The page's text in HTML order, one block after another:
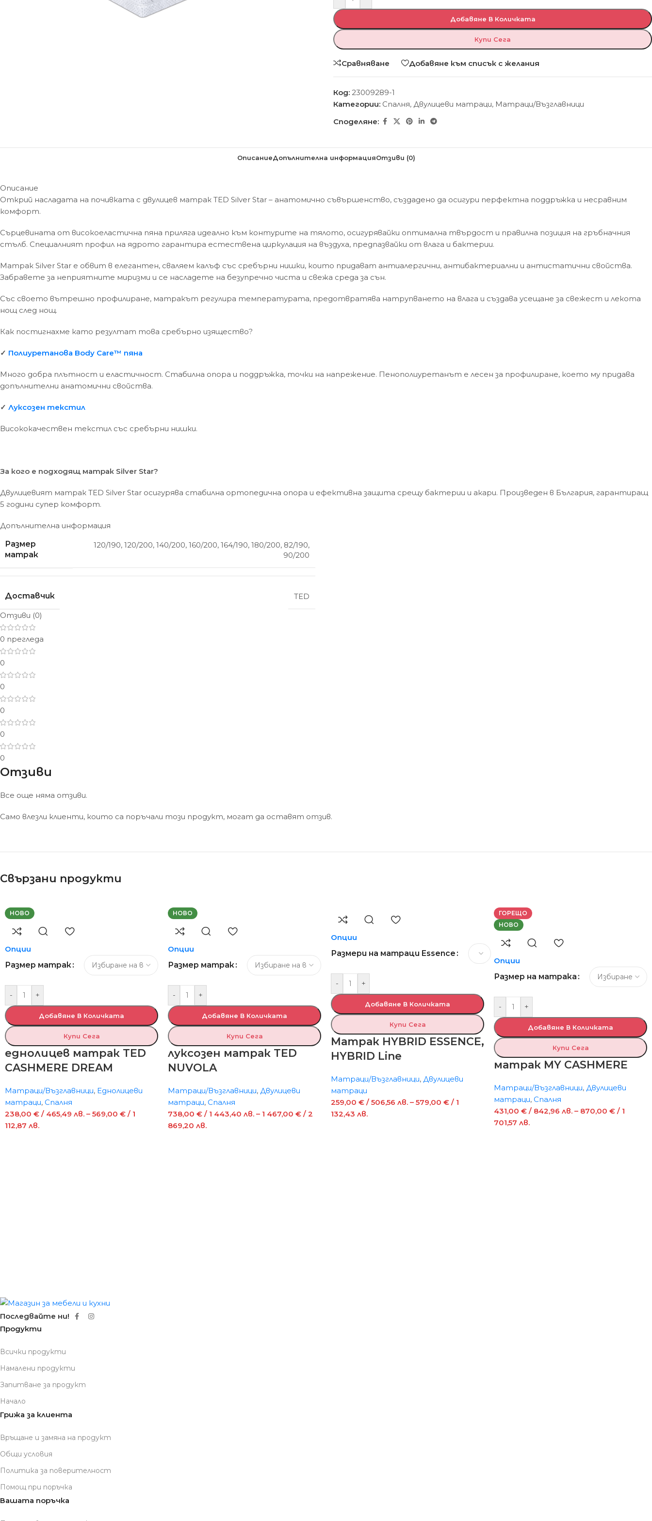
Добавяне В Количката
Купи Сега
Сравняване Добавяне към списък с желания
Код: 23009289-1
Категории: Спалня, Двулицеви матраци, Матраци/Възглавници
Споделяне:
ОписаниеДопълнителна информацияОтзиви (0)
Описание
Открий насладата на почивката с двулицев матрак TED Silver Star – анатомично съвършенство, създадено да осигури перфектна поддръжка и несравним
комфорт.
Сърцевината от високоеластична пяна приляга идеално към контурите на тялото, осигурявайки оптимална твърдост и правилна позиция на гръбначния
стълб. Специалният профил на ядрото гарантира естествена циркулация на въздуха, предпазвайки от влага и бактерии.
Матрак Silver Star е обвит в елегантен, сваляем калъф със сребърни нишки, които придават антиалергични, антибактериални и антистатични свойства.
Забравете за неприятните миризми и се насладете на безупречно чиста и свежа среда за сън.
Със своето вътрешно профилиране, матракът регулира температурата, предотвратява натрупването на влага и създава усещане за свежест и лекота
нощ след нощ.
Как постигнахме като резултат това сребърно изящество?
✓ Полиуретанова Body Care™ пяна
Много добра плътност и еластичност. Стабилна опора и поддръжка, точки на напрежение. Пенополиуретанът е лесен за профилиране, което му придава
допълнителни анатомични свойства.
✓ Луксозен текстил
Висококачествен текстил със сребърни нишки.
За кого е подходящ матрак Silver Star?
Двулицевият матрак TED Silver Star осигурява стабилна ортопедична опора и ефективна защита срещу бактерии и акари. Произведен в България, гарантиращ
5 години супер комфорт.
Допълнителна информация
Размер
матрак
120/190, 120/200, 140/200, 160/200, 164/190, 180/200, 82/190,
90/200
Доставчик TED
Отзиви (0)
0 прегледа
0
0
0
0
0
Отзиви
Все още няма отзиви.
Само влезли клиенти, които са поръчали този продукт, могат да оставят отзив.
Свързани продукти
НОВО
Опции
Размер матрак
- +
Добавяне В Количката
Купи Сега
еднолицев матрак TED
CASHMERE DREAM
Матраци/Възглавници, Еднолицеви
матраци, Спалня
238,00 € / 465,49 лв. – 569,00 € / 1
112,87 лв.
НОВО
Опции
Размер матрак
- +
Добавяне В Количката
Купи Сега
луксозен матрак TED
NUVOLA
Матраци/Възглавници, Двулицеви
матраци, Спалня
738,00 € / 1 443,40 лв. – 1 467,00 € / 2
869,20 лв.
Опции
Размери на матраци Essence
- +
Добавяне В Количката
Купи Сега
Матрак HYBRID ESSENCE,
HYBRID Line
Матраци/Възглавници, Двулицеви
матраци
259,00 € / 506,56 лв. – 579,00 € / 1
132,43 лв.
ГОРЕЩО
НОВО
Опции
Размер на матрака
- +
Добавяне В Количката
Купи Сега
матрак MY CASHMERE
Матраци/Възглавници, Двулицеви
матраци, Спалня
431,00 € / 842,96 лв. – 870,00 € / 1
701,57 лв.
Последвайте ни!
Продукти
Всички продукти
Намалени продукти
Запитване за продукт
Начало
Грижа за клиента
Връщане и замяна на продукт
Общи условия
Политика за поверителност
Помощ при поръчка
Вашата поръчка